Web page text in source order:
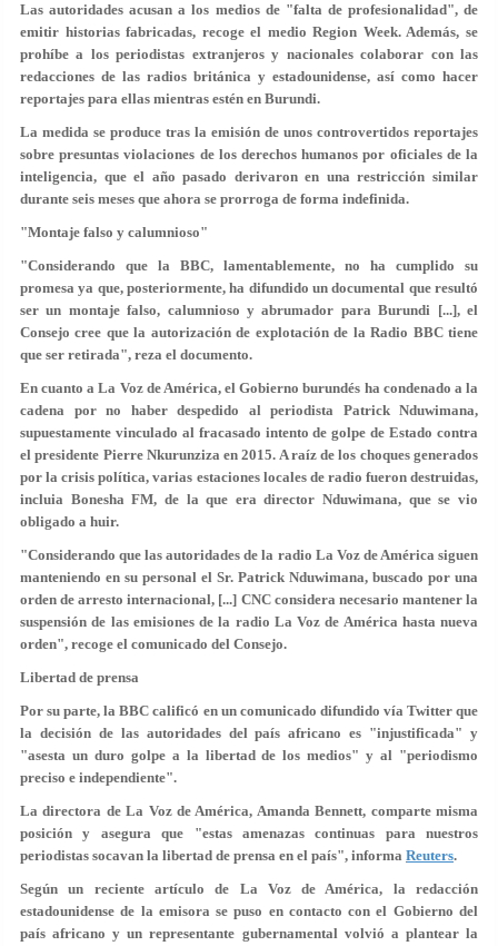
Las autoridades acusan a los medios de "falta de profesionalidad", de
emitir historias fabricadas, recoge el medio Region Week. Además, se
prohíbe a los periodistas extranjeros y nacionales colaborar con las
redacciones de las radios británica y estadounidense, así como hacer
reportajes para ellas mientras estén en Burundi.
La medida se produce tras la emisión de unos controvertidos reportajes
sobre presuntas violaciones de los derechos humanos por oficiales de la
inteligencia, que el año pasado derivaron en una restricción similar
durante seis meses que ahora se prorroga de forma indefinida.
"Montaje falso y calumnioso"
"Considerando que la BBC, lamentablemente, no ha cumplido su
promesa ya que, posteriormente, ha difundido un documental que resultó
ser un montaje falso, calumnioso y abrumador para Burundi [...], el
Consejo cree que la autorización de explotación de la Radio BBC tiene
que ser retirada", reza el documento.
En cuanto a La Voz de América, el Gobierno burundés ha condenado a la
cadena por no haber despedido al periodista Patrick Nduwimana,
supuestamente vinculado al fracasado intento de golpe de Estado contra
el presidente Pierre Nkurunziza en 2015. A raíz de los choques generados
por la crisis política, varias estaciones locales de radio fueron destruidas,
incluia Bonesha FM, de la que era director Nduwimana, que se vio
obligado a huir.
"Considerando que las autoridades de la radio La Voz de América siguen
manteniendo en su personal el Sr. Patrick Nduwimana, buscado por una
orden de arresto internacional, [...] CNC considera necesario mantener la
suspensión de las emisiones de la radio La Voz de América hasta nueva
orden", recoge el comunicado del Consejo.
Libertad de prensa
Por su parte, la BBC calificó en un comunicado difundido vía Twitter que
la decisión de las autoridades del país africano es "injustificada" y
"asesta un duro golpe a la libertad de los medios" y al "periodismo
preciso e independiente".
La directora de La Voz de América, Amanda Bennett, comparte misma
posición y asegura que "estas amenazas continuas para nuestros
periodistas socavan la libertad de prensa en el país", informa Reuters.
Según un reciente artículo de La Voz de América, la redacción
estadounidense de la emisora se puso en contacto con el Gobierno del
país africano y un representante gubernamental volvió a plantear la